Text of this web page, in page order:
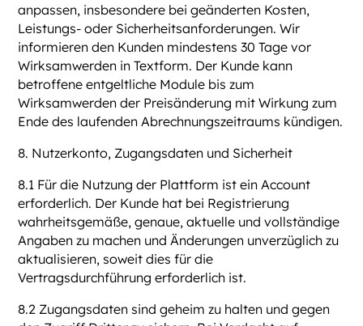
anpassen, insbesondere bei geänderten Kosten,
Leistungs- oder Sicherheitsanforderungen. Wir
informieren den Kunden mindestens 30 Tage vor
Wirksamwerden in Textform. Der Kunde kann
betroffene entgeltliche Module bis zum
Wirksamwerden der Preisänderung mit Wirkung zum
Ende des laufenden Abrechnungszeitraums kündigen.
8. Nutzerkonto, Zugangsdaten und Sicherheit
8.1 Für die Nutzung der Plattform ist ein Account
erforderlich. Der Kunde hat bei Registrierung
wahrheitsgemäße, genaue, aktuelle und vollständige
Angaben zu machen und Änderungen unverzüglich zu
aktualisieren, soweit dies für die
Vertragsdurchführung erforderlich ist.
8.2 Zugangsdaten sind geheim zu halten und gegen